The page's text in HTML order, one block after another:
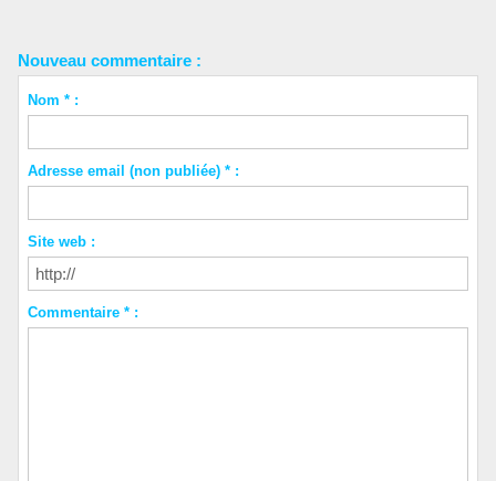
Nouveau commentaire :
Nom * :
Adresse email (non publiée) * :
Site web :
Commentaire * :